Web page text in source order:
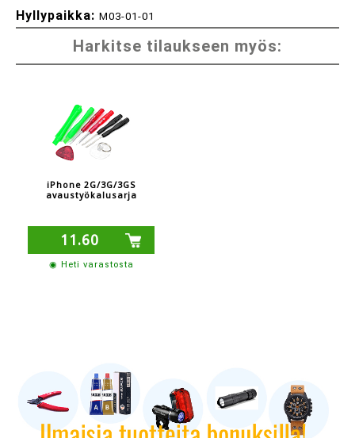
Hyllypaikka: M03-01-01
Harkitse tilaukseen myös:
iPhone 2G/3G/3GS
avaustyökalusarja
11.60
◉ Heti varastosta